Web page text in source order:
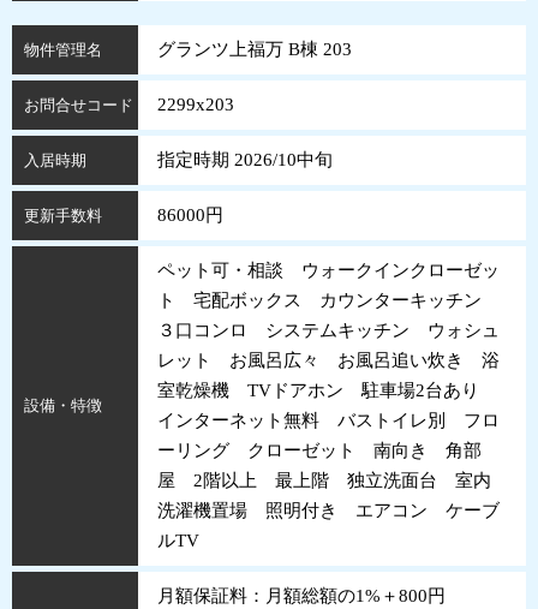
物件管理名 グランツ上福万 B棟 203
お問合せコード 2299x203
入居時期 指定時期 2026/10中旬
更新手数料 86000円
設備・特徴
ペット可・相談 ウォークインクローゼッ
ト 宅配ボックス カウンターキッチン
３口コンロ システムキッチン ウォシュ
レット お風呂広々 お風呂追い炊き 浴
室乾燥機 TVドアホン 駐車場2台あり
インターネット無料 バストイレ別 フロ
ーリング クローゼット 南向き 角部
屋 2階以上 最上階 独立洗面台 室内
洗濯機置場 照明付き エアコン ケーブ
ルTV
月額保証料：月額総額の1%＋800円